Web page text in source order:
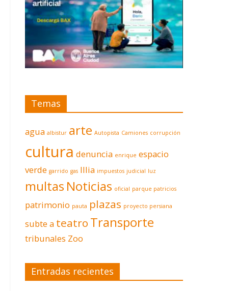
Temas
agua albistur arte Autopista Camiones corrupción
cultura denuncia enrique espacio
verde garrido gas Illia impuestos judicial luz
multas Noticias oficial parque patricios
patrimonio pauta plazas proyecto persiana
subte a teatro Transporte
tribunales Zoo
Entradas recientes